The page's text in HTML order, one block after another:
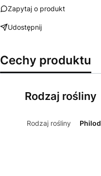
Zapytaj o produkt
Udostępnij
Cechy produktu
Rodzaj rośliny
Rodzaj rośliny